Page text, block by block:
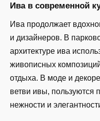
Ива в современной
Ива продолжает
и дизайнеров. В
архитектуре ива
живописных
отдыха. В моде и
ветви ивы, пользуются
нежности и